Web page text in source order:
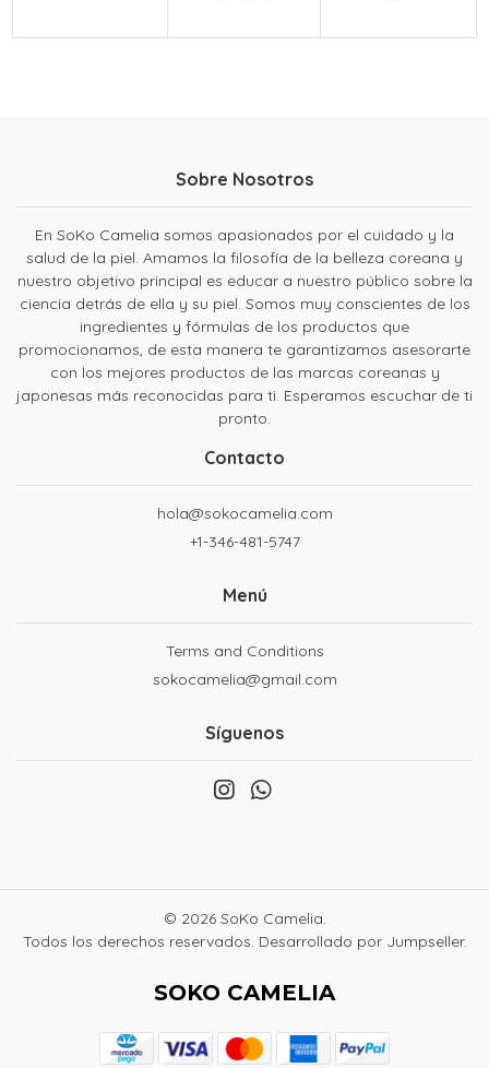
Sobre Nosotros
En SoKo Camelia somos apasionados por el cuidado y la
salud de la piel. Amamos la filosofía de la belleza coreana y
nuestro objetivo principal es educar a nuestro público sobre la
ciencia detrás de ella y su piel. Somos muy conscientes de los
ingredientes y fórmulas de los productos que
promocionamos, de esta manera te garantizamos asesorarte
con los mejores productos de las marcas coreanas y
japonesas más reconocidas para ti. Esperamos escuchar de ti
pronto.
Contacto
hola@sokocamelia.com
+1-346-481-5747
Menú
Terms and Conditions
sokocamelia@gmail.com
Síguenos
© 2026 SoKo Camelia.
Todos los derechos reservados. Desarrollado por Jumpseller.
SOKO CAMELIA